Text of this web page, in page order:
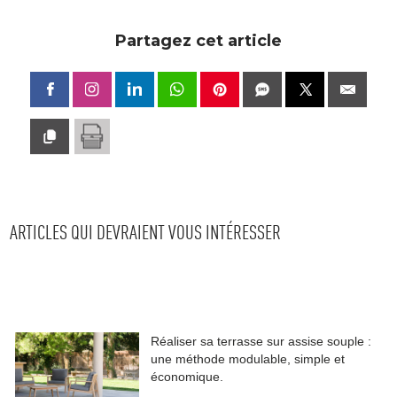
Partagez cet article
ARTICLES QUI DEVRAIENT VOUS INTÉRESSER
Réaliser sa terrasse sur assise souple :
une méthode modulable, simple et
économique.